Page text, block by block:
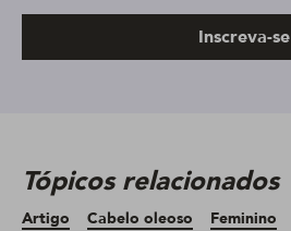
Inscreva-se
Tópicos relacionados
Artigo Cabelo oleoso Feminino